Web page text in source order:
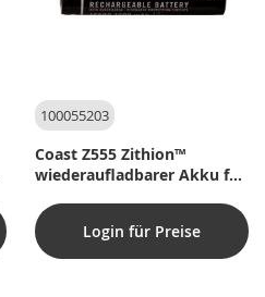
100055203
Coast Z555 Zithion™
wiederaufladbarer Akku für
Login für Preise